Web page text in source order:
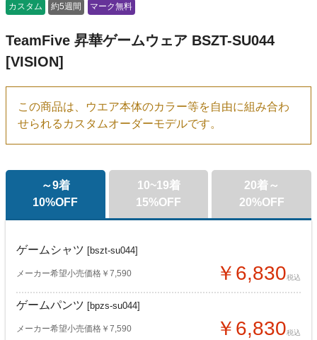
カスタム 約5週間 マーク無料
TeamFive 昇華ゲームウェア BSZT-SU044
[VISION]
この商品は、ウエア本体のカラー等を自由に組み合わ
せられるカスタムオーダーモデルです。
～9着
10%OFF
ゲームシャツ [bszt-su044]
メーカー希望小売価格￥7,590 ￥6,830税込
ゲームパンツ [bpzs-su044]
メーカー希望小売価格￥7,590 ￥6,830税込
10~19着
15%OFF
20着～
20%OFF